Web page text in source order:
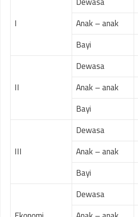
I
Anak – anak
Bayi
II
Dewasa
Anak – anak
Bayi
III
Dewasa
Anak – anak
Bayi
Dewasa